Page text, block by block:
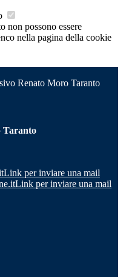
non possono essere
nella pagina della cookie
Renato Moro Taranto
Taranto
Link per inviare una mail
Link per inviare una mail